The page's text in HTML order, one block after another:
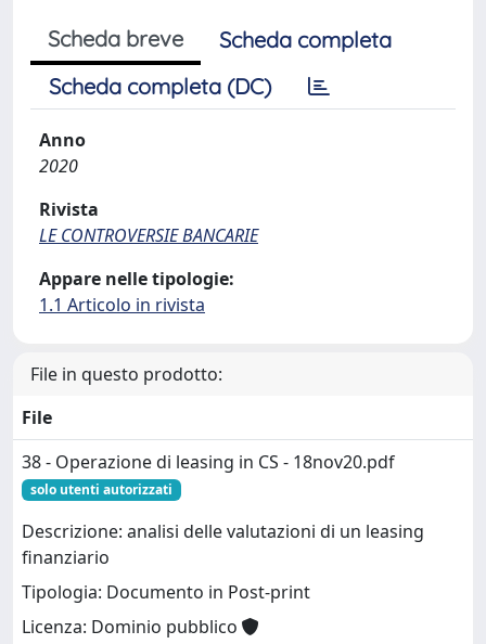
Scheda breve
Scheda completa
Scheda completa (DC)
Anno
2020
Rivista
LE CONTROVERSIE BANCARIE
Appare nelle tipologie:
1.1 Articolo in rivista
File in questo prodotto:
File
38 - Operazione di leasing in CS - 18nov20.pdf
solo utenti autorizzati
Descrizione: analisi delle valutazioni di un leasing
finanziario
Tipologia: Documento in Post-print
Licenza: Dominio pubblico